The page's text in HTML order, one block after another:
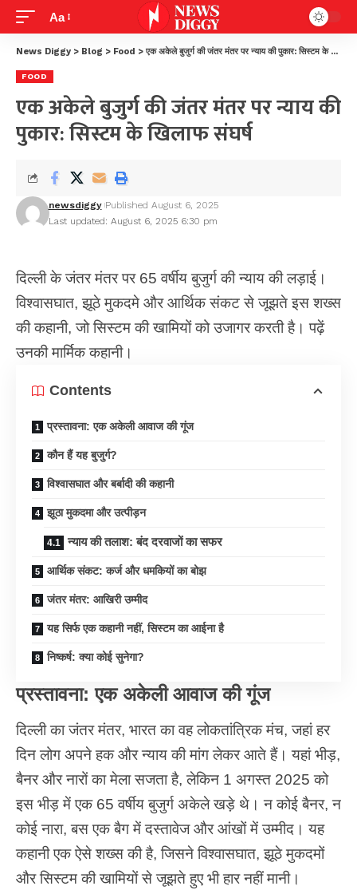
Aa
News Diggy > Blog > Food > एक अकेले बुजुर्ग की जंतर मंतर पर न्याय की पुकार: सिस्टम के खिलाफ संघर्ष
FOOD
एक अकेले बुजुर्ग की जंतर मंतर पर न्याय की
पुकार: सिस्टम के खिलाफ संघर्ष
Last updated: August 6, 2025 6:30 pm
newsdiggy Published August 6, 2025
दिल्ली के जंतर मंतर पर 65 वर्षीय बुजुर्ग की न्याय की लड़ाई।
विश्वासघात, झूठे मुकदमे और आर्थिक संकट से जूझते इस शख्स
की कहानी, जो सिस्टम की खामियों को उजागर करती है। पढ़ें
उनकी मार्मिक कहानी।
Contents
प्रस्तावना: एक अकेली आवाज की गूंज
कौन हैं यह बुजुर्ग?
विश्वासघात और बर्बादी की कहानी
झूठा मुकदमा और उत्पीड़न
न्याय की तलाश: बंद दरवाजों का सफर
आर्थिक संकट: कर्ज और धमकियों का बोझ
जंतर मंतर: आखिरी उम्मीद
यह सिर्फ एक कहानी नहीं, सिस्टम का आईना है
निष्कर्ष: क्या कोई सुनेगा?
प्रस्तावना: एक अकेली आवाज की गूंज
दिल्ली का जंतर मंतर, भारत का वह लोकतांत्रिक मंच, जहां हर
दिन लोग अपने हक और न्याय की मांग लेकर आते हैं। यहां भीड़,
बैनर और नारों का मेला सजता है, लेकिन 1 अगस्त 2025 को
इस भीड़ में एक 65 वर्षीय बुजुर्ग अकेले खड़े थे। न कोई बैनर, न
कोई नारा, बस एक बैग में दस्तावेज और आंखों में उम्मीद। यह
कहानी एक ऐसे शख्स की है, जिसने विश्वासघात, झूठे मुकदमों
और सिस्टम की खामियों से जूझते हुए भी हार नहीं मानी।